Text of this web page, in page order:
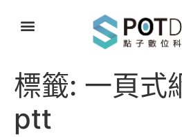
標籤: 一頁式
ptt